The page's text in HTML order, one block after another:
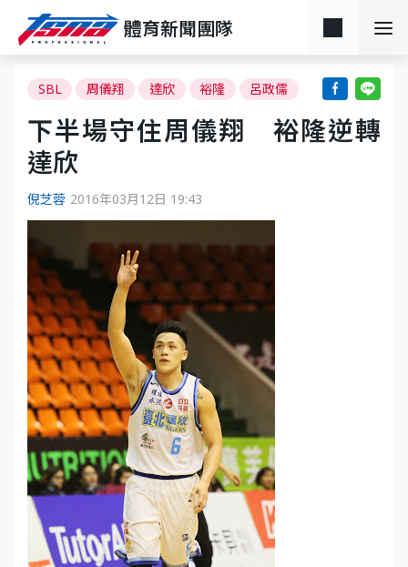
體育新聞團隊
SBL 周儀翔 達欣 裕隆 呂政儒
下半場守住周儀翔 裕隆逆轉
達欣
倪芝蓉 2016年03月12日 19:43